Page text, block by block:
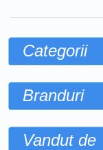
Categorii
Branduri
Vandut de